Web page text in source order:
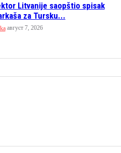
Litvanije saopštio spisak
za Tursku...
август 7, 2026